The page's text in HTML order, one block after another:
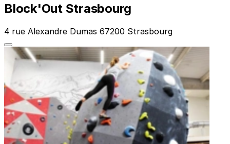
Block'Out Strasbourg
4 rue Alexandre Dumas 67200 Strasbourg